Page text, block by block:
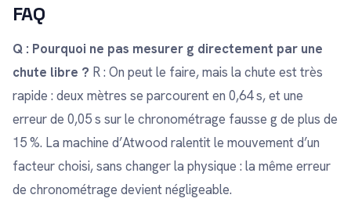
FAQ
Q : Pourquoi ne pas mesurer g directement par une
chute libre ? R : On peut le faire, mais la chute est très
rapide : deux mètres se parcourent en 0,64 s, et une
erreur de 0,05 s sur le chronométrage fausse g de plus de
15 %. La machine d’Atwood ralentit le mouvement d’un
facteur choisi, sans changer la physique : la même erreur
de chronométrage devient négligeable.